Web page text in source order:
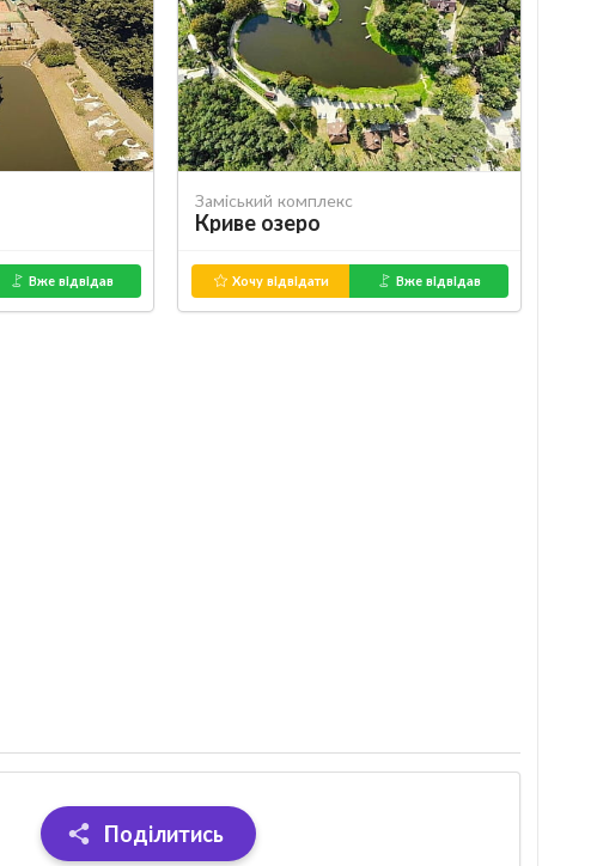
Вже відвідав
Заміський комплекс
Криве озеро
Хочу відвідати Вже відвідав
Поділитись